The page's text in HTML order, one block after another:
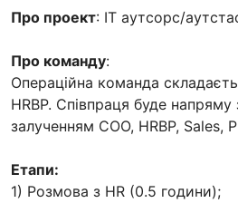
Про проект: ІТ аутсорс/
Про команду:
Операційна команда
HRBP. Співпраця буде напряму
залученням COO, HRBP, Sales,
Етапи:
1) Розмова з HR (0.5 години);